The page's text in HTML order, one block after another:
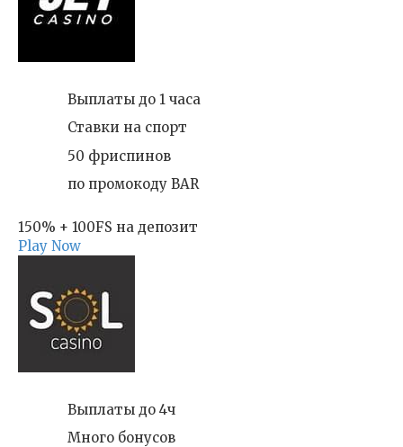
Выплаты до 1 часа
Ставки на спорт
50 фриспинов
по промокоду BAR
150% + 100FS на депозит
Play Now
Выплаты до 4ч
Много бонусов